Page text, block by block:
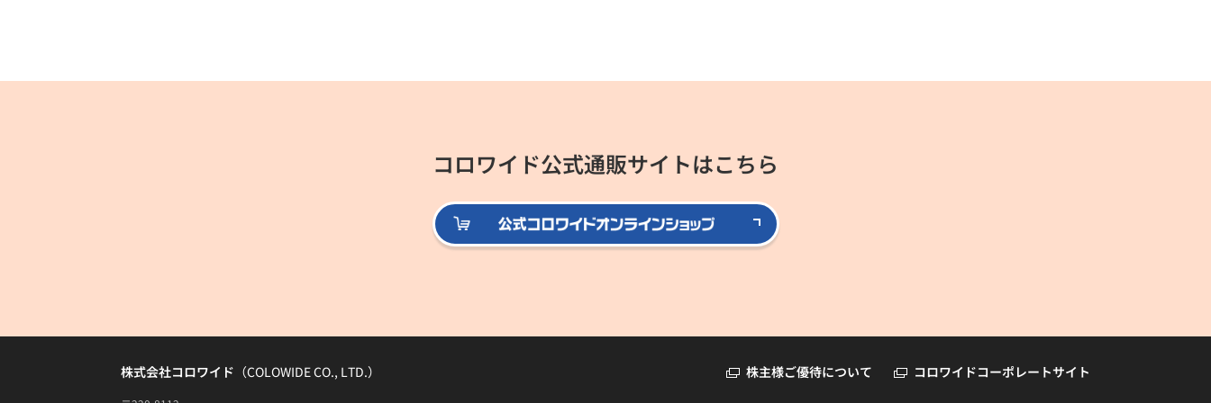
コロワイド公式通販サイトはこちら
公式コロワイドオンラインショップ
株主様ご優待について コロワイドコーポレートサイト
株式会社コロワイド （COLOWIDE CO., LTD.）